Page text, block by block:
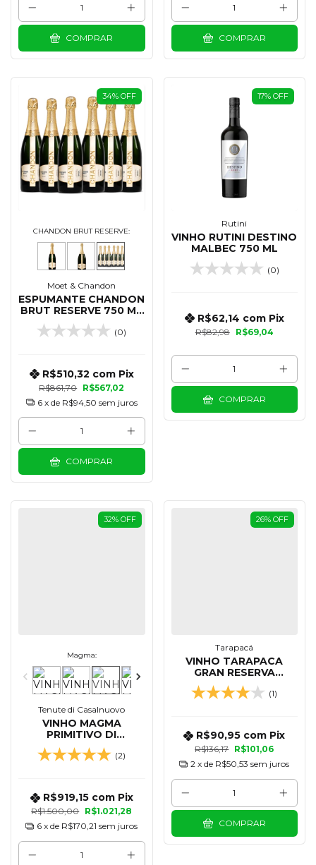
COMPRAR COMPRAR
34% OFF
CHANDON BRUT RESERVE:
Moet & Chandon
ESPUMANTE CHANDON
BRUT RESERVE 750 ML
- KIT 06 UNIDADES
(0)
R$861,70 R$567,02
R$510,32 com Pix
6 x de R$94,50 sem juros
COMPRAR
17% OFF
Rutini
VINHO RUTINI DESTINO
MALBEC 750 ML
(0)
R$82,98 R$69,04
R$62,14 com Pix
COMPRAR
32% OFF
Magma:
Tenute di Casalnuovo
VINHO MAGMA
PRIMITIVO DI
MANDURIA DOP 750
ML - KIT 06 UN CAIXA
(2)
R$1.500,00 R$1.021,28
R$919,15 com Pix
6 x de R$170,21 sem juros
26% OFF
Tarapacá
VINHO TARAPACA
GRAN RESERVA
CABERNET SAUVIGNON
750 ML
(1)
R$136,17 R$101,06
R$90,95 com Pix
2 x de R$50,53 sem juros
COMPRAR